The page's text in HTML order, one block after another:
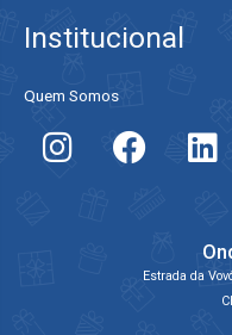
Institucional
Quem Somos
Estrada da